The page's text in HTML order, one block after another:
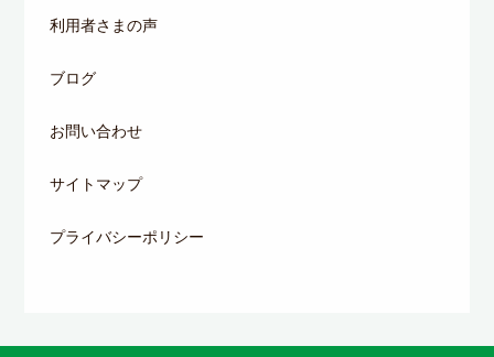
利用者さまの声
ブログ
お問い合わせ
サイトマップ
プライバシーポリシー